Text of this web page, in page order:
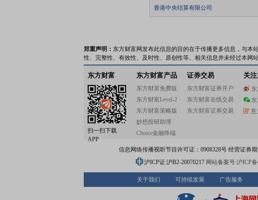
香港中央结算有限公司
郑重声明： 东方财富网发布此信息的目的在于传播更多信息，与本
性、完整性、有效性、及时性、原创性等。相关信息并未经过本网
东方财富
扫一扫下载
APP
东方财富产品
东方财富免费版
东方财富Level-2
东方财富策略版
妙想投研助理
Choice金融终端
证券交易
东方财富证券开户
东方财富在线交易
东方财富证券交易
关
意
信息网络传播视听节目许可证：0908328号 经营证券
沪ICP证:沪B2-20070217 网站备案号:沪ICP备
关于我们 可持续发展 广告服务